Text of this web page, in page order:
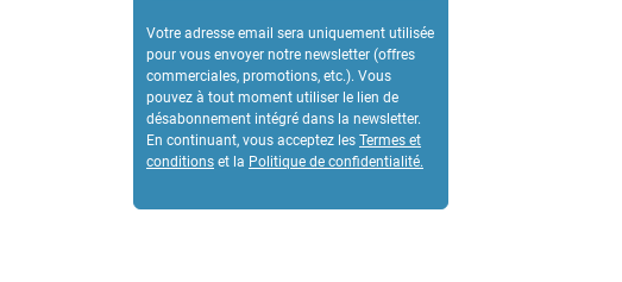
Votre adresse email sera uniquement utilisée
pour vous envoyer notre newsletter (offres
commerciales, promotions, etc.). Vous
pouvez à tout moment utiliser le lien de
désabonnement intégré dans la newsletter.
En continuant, vous acceptez les Termes et
conditions et la Politique de confidentialité.